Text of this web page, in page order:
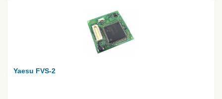
Yaesu FVS-2